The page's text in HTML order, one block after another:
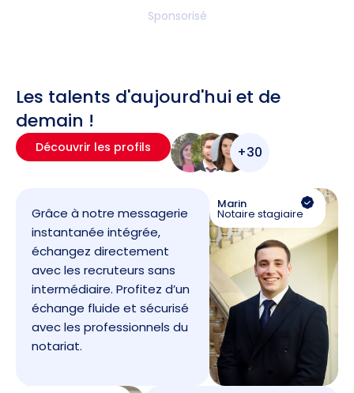
Sponsorisé
Les talents d'aujourd'hui et de
demain !
Découvrir les profils +30
Grâce à notre messagerie
instantanée intégrée,
échangez directement
avec les recruteurs sans
intermédiaire. Profitez d’un
échange fluide et sécurisé
avec les professionnels du
notariat.
Marin
Notaire stagiaire